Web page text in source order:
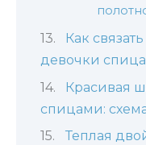
Как
девочки
Красивая
спицами:
Теплая